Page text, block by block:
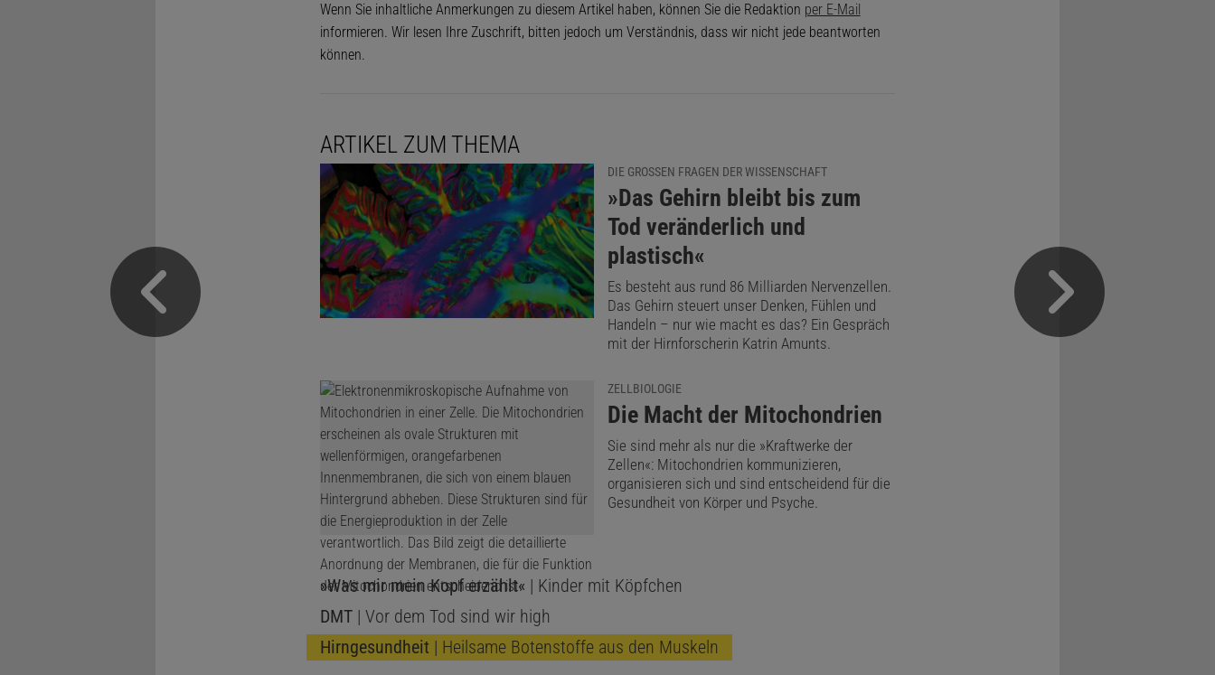
Wenn Sie inhaltliche Anmerkungen zu diesem Artikel haben, können Sie die Redaktion per E-Mail
informieren. Wir lesen Ihre Zuschrift, bitten jedoch um Verständnis, dass wir nicht jede beantworten
können.
ARTIKEL ZUM THEMA
DIE GROSSEN FRAGEN DER WISSENSCHAFT
:
»Das Gehirn bleibt bis zum
Tod veränderlich und
plastisch«
Es besteht aus rund 86 Milliarden Nervenzellen.
Das Gehirn steuert unser Denken, Fühlen und
Handeln – nur wie macht es das? Ein Gespräch
mit der Hirnforscherin Katrin Amunts.
ZELLBIOLOGIE
:
Die Macht der Mitochondrien
Sie sind mehr als nur die »Kraftwerke der
Zellen«: Mitochondrien kommunizieren,
organisieren sich und sind entscheidend für die
Gesundheit von Körper und Psyche.
»Was mir mein Kopf erzählt« | Kinder mit Köpfchen
DMT| Vor dem Tod sind wir high
Hirngesundheit | Heilsame Botenstoffe aus den Muskeln